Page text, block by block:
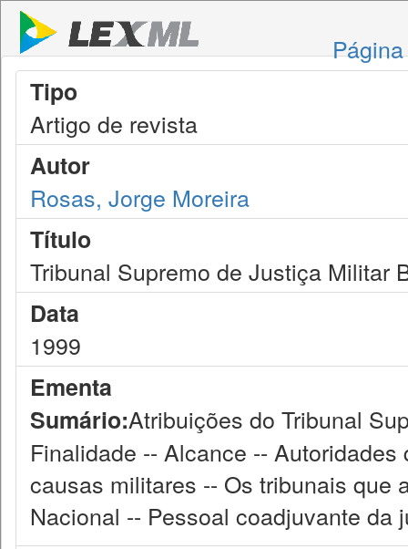
Tipo
Artigo de revista
Autor
Rosas, Jorge Moreira
Título
Tribunal Supremo de Justiça Militar
Data
1999
Ementa
Sumário:Atribuições do Tribunal
Finalidade -- Alcance --
causas militares -- Os tribunais que
Nacional -- Pessoal coadjuvante da